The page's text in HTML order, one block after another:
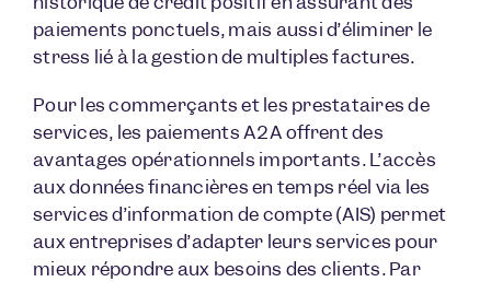
paiements ponctuels, mais aussi d’éliminer le
stress lié à la gestion de multiples factures.
Pour les commerçants et les prestataires de
services, les paiements A2A offrent des
avantages opérationnels importants. L’accès
aux données financières en temps réel via les
services d’information de compte (AIS) permet
aux entreprises d’adapter leurs services pour
mieux répondre aux besoins des clients. Par